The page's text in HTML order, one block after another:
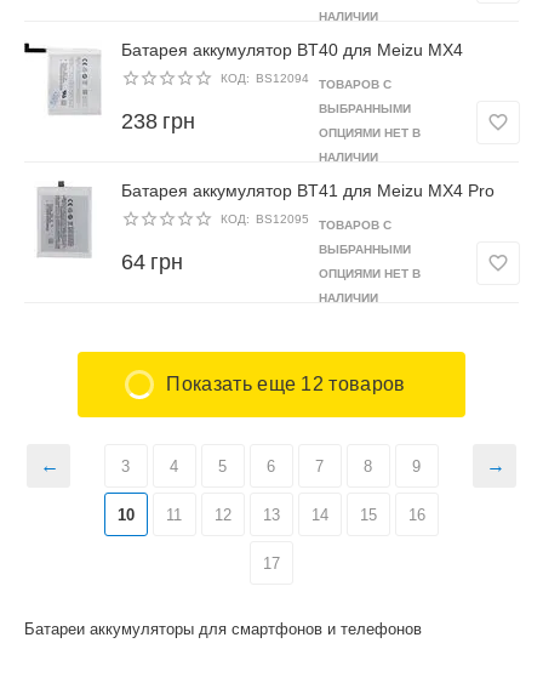
Батареи аккумуляторы для смартфонов и телефонов
НАЛИЧИИ
Батарея аккумулятор BT40 для Meizu MX4
КОД: BS12094
238 грн
ТОВАРОВ С
ВЫБРАННЫМИ
ОПЦИЯМИ НЕТ В
НАЛИЧИИ
Батарея аккумулятор BT41 для Meizu MX4 Pro
КОД: BS12095
64 грн
ТОВАРОВ С
ВЫБРАННЫМИ
ОПЦИЯМИ НЕТ В
НАЛИЧИИ
Показать еще 12 товаров
3 4 5 6 7 8 9
10 11 12 13 14 15 16
17